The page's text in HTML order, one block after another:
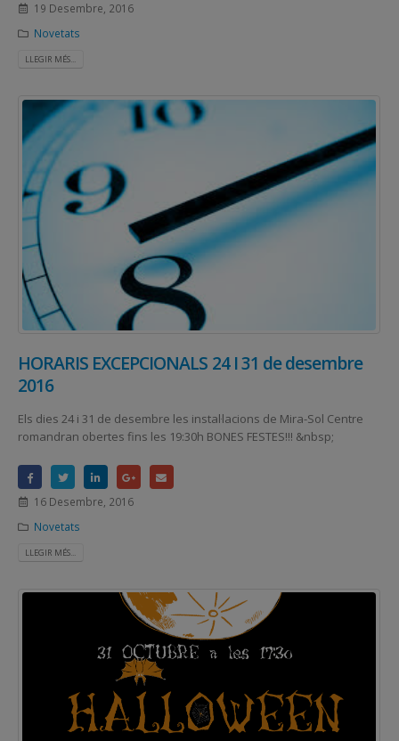
19 Desembre, 2016
Novetats
LLEGIR MÉS...
HORARIS EXCEPCIONALS 24 I 31 de desembre
2016
Els dies 24 i 31 de desembre les instal·lacions de Mira-Sol Centre
romandran obertes fins les 19:30h BONES FESTES!!! &nbsp;
16 Desembre, 2016
Novetats
LLEGIR MÉS...